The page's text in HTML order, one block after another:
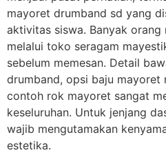
mayoret drumband sd yang
aktivitas siswa. Banyak orang
melalui toko seragam
sebelum memesan. Detail
drumband, opsi baju mayoret
contoh rok mayoret sangat
keseluruhan. Untuk jenjang
wajib mengutamakan
estetika.